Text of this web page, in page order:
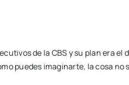
de la CBS y su plan era el
puedes imaginarte, la cosa no